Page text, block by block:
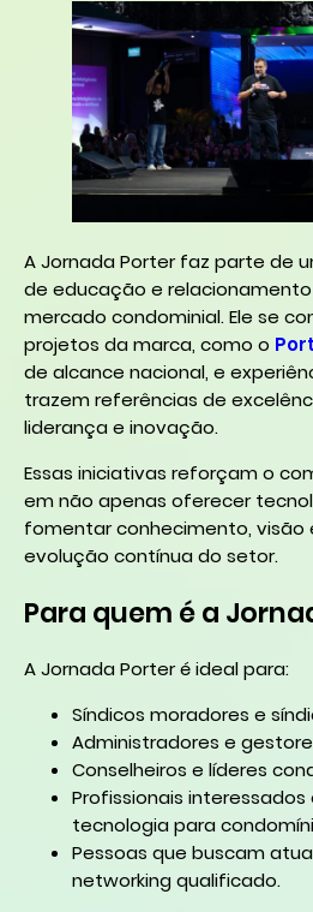
A Jornada Porter faz parte de
de educação e
mercado condominial. Ele se
projetos da marca, como o
de alcance nacional, e
trazem referências de
liderança e inovação.
Essas iniciativas reforçam o
em não apenas oferecer
fomentar conhecimento, visão
evolução contínua do setor.
Para quem é a
A Jornada Porter é ideal para:
Síndicos moradores e
Administradores e
Conselheiros e líderes
Profissionais
tecnologia para
Pessoas que buscam
networking qualificado.